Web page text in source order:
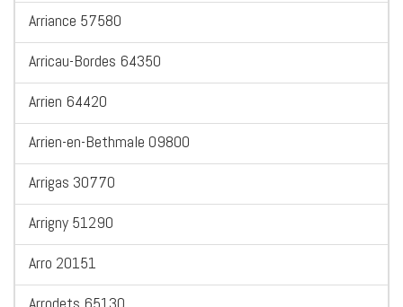
Arriance 57580
Arricau-Bordes 64350
Arrien 64420
Arrien-en-Bethmale 09800
Arrigas 30770
Arrigny 51290
Arro 20151